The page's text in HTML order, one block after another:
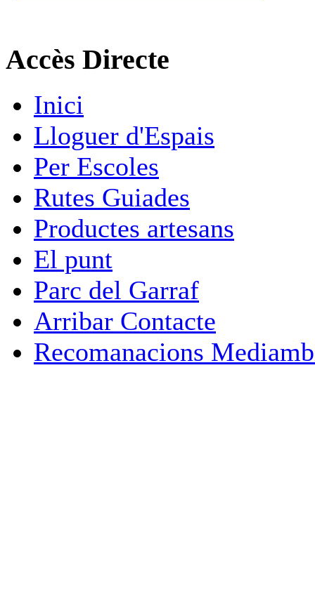
Accès Directe
Inici
Lloguer d'Espais
Per Escoles
Rutes Guiades
Productes artesans
El punt
Parc del Garraf
Arribar Contacte
Recomanacions